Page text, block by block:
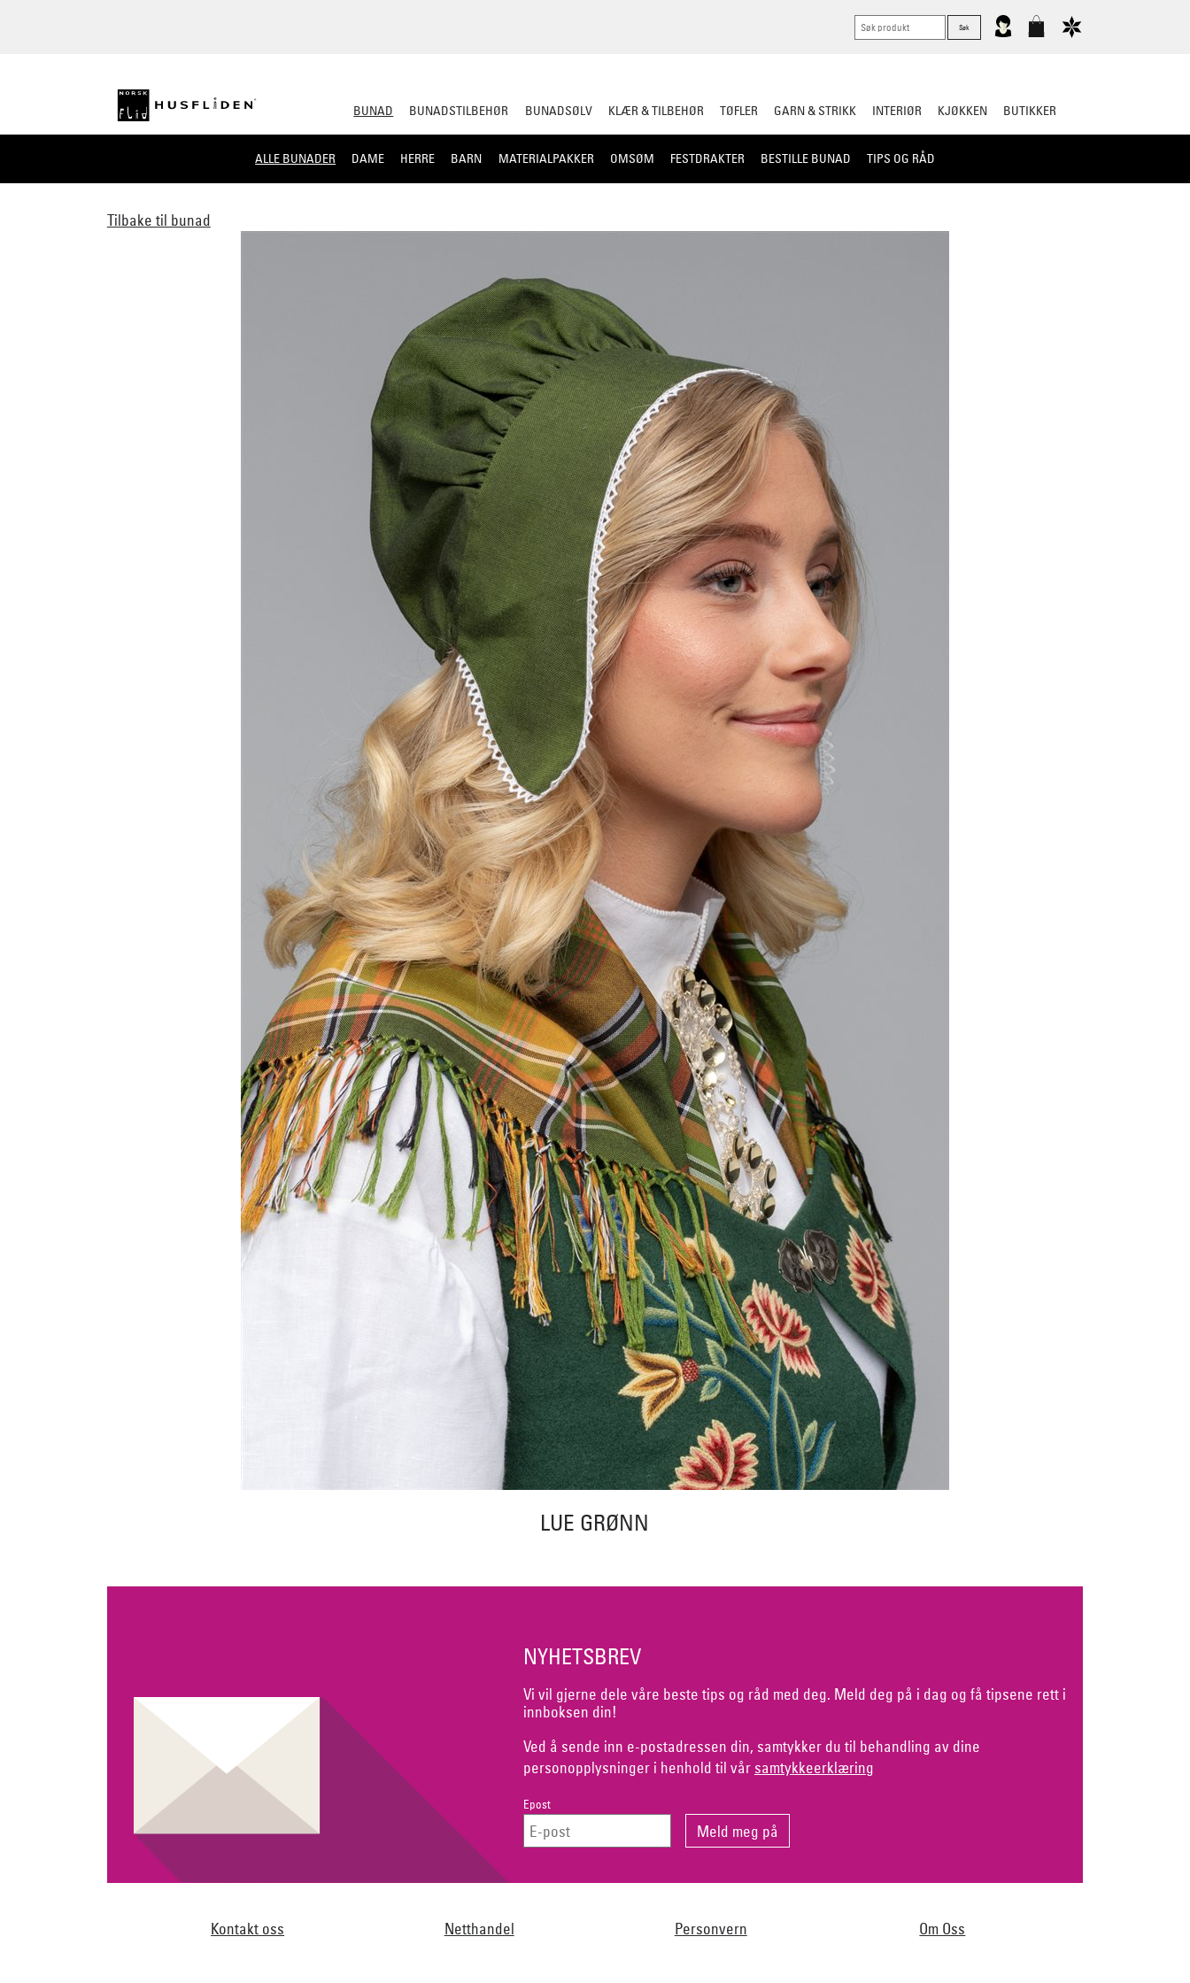
BUNAD
ALLE BUNADER DAME HERRE BARN MATERIALPAKKER OMSØM FESTDRAKTER BESTILLE BUNAD TIPS OG RÅD
BUNADSTILBEHØR BUNADSØLV KLÆR & TILBEHØR TØFLER GARN & STRIKK INTERIØR KJØKKEN BUTIKKER
Tilbake til bunad
LUE GRØNN
NYHETSBREV
Vi vil gjerne dele våre beste tips og råd med deg. Meld deg på i dag og få tipsene rett i
innboksen din!
Ved å sende inn e-postadressen din, samtykker du til behandling av dine
personopplysninger i henhold til vår samtykkeerklæring
Epost
Kontakt oss Netthandel Personvern Om Oss